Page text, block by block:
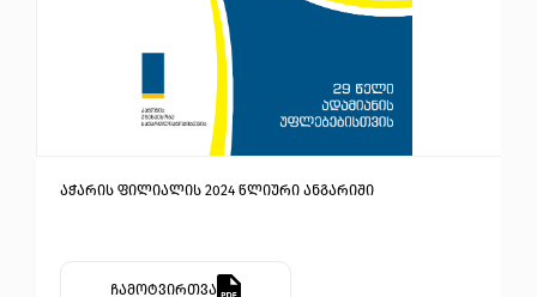
აჭარის ფილიალის 2024 წლიური ანგარიში
ჩამოტვირთვა